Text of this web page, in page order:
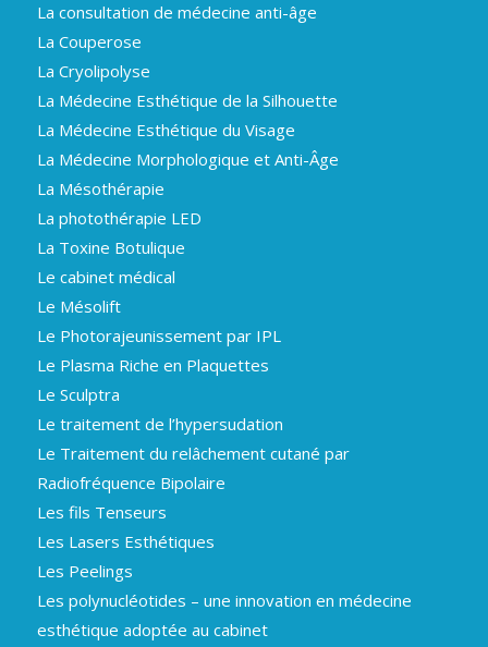
La consultation de médecine anti-âge
La Couperose
La Cryolipolyse
La Médecine Esthétique de la Silhouette
La Médecine Esthétique du Visage
La Médecine Morphologique et Anti-Âge
La Mésothérapie
La photothérapie LED
La Toxine Botulique
Le cabinet médical
Le Mésolift
Le Photorajeunissement par IPL
Le Plasma Riche en Plaquettes
Le Sculptra
Le traitement de l’hypersudation
Le Traitement du relâchement cutané par
Radiofréquence Bipolaire
Les fils Tenseurs
Les Lasers Esthétiques
Les Peelings
Les polynucléotides – une innovation en médecine
esthétique adoptée au cabinet